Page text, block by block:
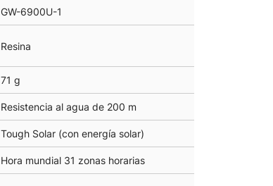
GW-6900U-1
Resina
71 g
Resistencia al agua de 200 m
Tough Solar (con energía solar)
Hora mundial 31 zonas horarias